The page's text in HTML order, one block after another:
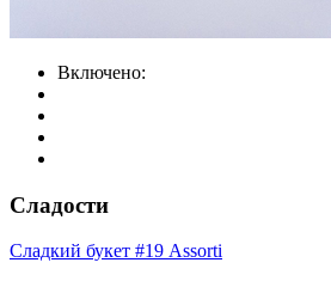
Включено:
Сладости
Сладкий букет #19 Assorti